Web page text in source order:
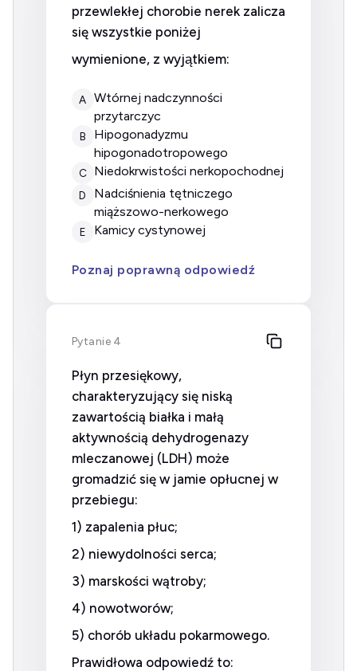
przewlekłej chorobie nerek zalicza
się wszystkie poniżej
wymienione, z wyjątkiem:
A
Wtórnej nadczynności
przytarczyc
B
Hipogonadyzmu
hipogonadotropowego
C Niedokrwistości nerkopochodnej
D
Nadciśnienia tętniczego
miąższowo-nerkowego
E Kamicy cystynowej
Poznaj poprawną odpowiedź
Pytanie 4
Płyn przesiękowy,
charakteryzujący się niską
zawartością białka i małą
aktywnością dehydrogenazy
mleczanowej (LDH) może
gromadzić się w jamie opłucnej w
przebiegu:
1) zapalenia płuc;
2) niewydolności serca;
3) marskości wątroby;
4) nowotworów;
5) chorób układu pokarmowego.
Prawidłowa odpowiedź to: